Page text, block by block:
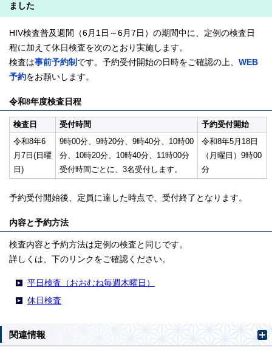
ました
HIV検査普及週間（6月1日～6月7日）の期間中に、定例の検査日
程に加えて休日検査を次のとおり実施します。
検査は事前予約制 です。予約受付開始の日時をご確認の上、 WEB
予約をお願いします。
令和8年度検査日程
検査日 受付時間
予約受付開始
令和8年6
月7日(日曜
日)
9時00分、9時20分、9時40分、10時00
分、10時20分、10時40分、11時00分
受付時間ごとに、3名受付します。
令和8年5月18日
（月曜日）9時00
分
予約受付開始後、定員に達した時点で、受付終了となります。
内容と予約方法
検査内容と予約方法は定例の検査と同じです。
詳しくは、下のリンクをご確認ください。
平日検査（おおむね毎週木曜日）
休日検査
関連情報